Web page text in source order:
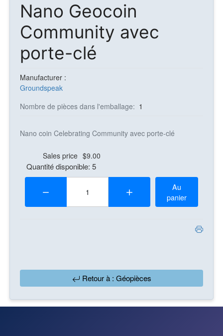
Nano Geocoin
Community avec
porte-clé
Manufacturer :
Groundspeak
Nombre de pièces dans l'emballage: 1
Nano coin Celebrating Community avec porte-clé
Sales price $9.00
Quantité disponible: 5
Quantité:
Au
panier
Retour à : Géopièces